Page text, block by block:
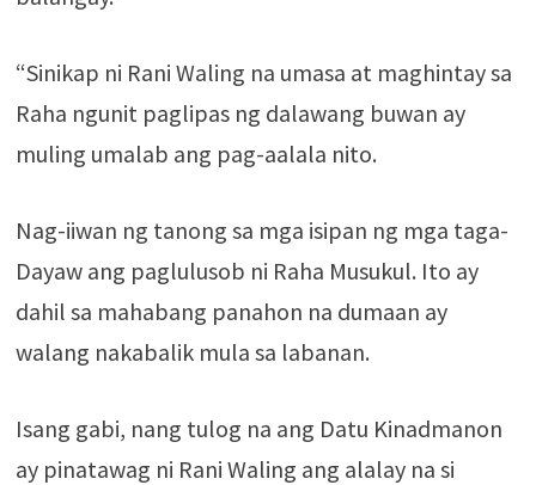
“Sinikap ni Rani Waling na umasa at maghintay sa
Raha ngunit paglipas ng dalawang buwan ay
muling umalab ang pag-aalala nito.
Nag-iiwan ng tanong sa mga isipan ng mga taga-
Dayaw ang paglulusob ni Raha Musukul. Ito ay
dahil sa mahabang panahon na dumaan ay
walang nakabalik mula sa labanan.
Isang gabi, nang tulog na ang Datu Kinadmanon
ay pinatawag ni Rani Waling ang alalay na si